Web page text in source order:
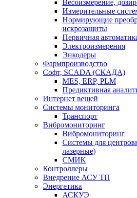
Весоизмерение,
Измерительные
Нормирующие
искрозащиты
Первичная
Электроизмерения
Энкодеры
Фармпроизводство
Софт, SCADA (СКАДА)
MES, ERP, PLM
Предиктивная
Интернет вещей
Системы мониторинга
Транспорт
Вибромониторинг
Вибромониторинг
Системы для
лазерные)
СМИК
Контроллеры
Внедрение АСУ ТП
Энергетика
АСКУЭ